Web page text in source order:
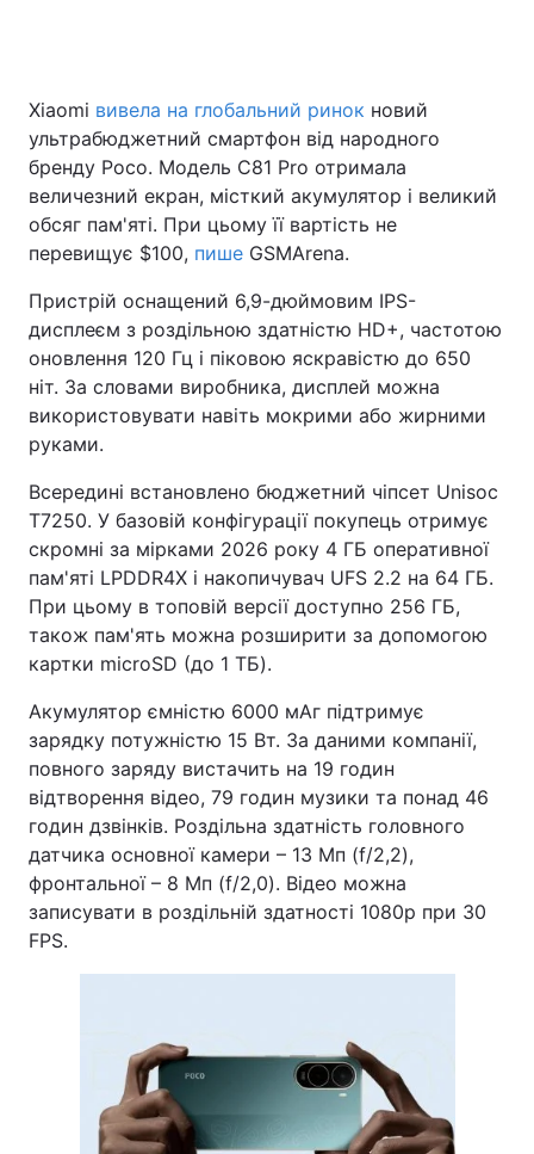
Xiaomi вивела на глобальний ринок новий
ультрабюджетний смартфон від народного
бренду Poco. Модель C81 Pro отримала
величезний екран, місткий акумулятор і великий
обсяг пам'яті. При цьому її вартість не
перевищує $100, пише GSMArena.
Пристрій оснащений 6,9-дюймовим IPS-
дисплеєм з роздільною здатністю HD+, частотою
оновлення 120 Гц і піковою яскравістю до 650
ніт. За словами виробника, дисплей можна
використовувати навіть мокрими або жирними
руками.
Всередині встановлено бюджетний чіпсет Unisoc
T7250. У базовій конфігурації покупець отримує
скромні за мірками 2026 року 4 ГБ оперативної
пам'яті LPDDR4X і накопичувач UFS 2.2 на 64 ГБ.
При цьому в топовій версії доступно 256 ГБ,
також пам'ять можна розширити за допомогою
картки microSD (до 1 ТБ).
Акумулятор ємністю 6000 мАг підтримує
зарядку потужністю 15 Вт. За даними компанії,
повного заряду вистачить на 19 годин
відтворення відео, 79 годин музики та понад 46
годин дзвінків. Роздільна здатність головного
датчика основної камери – 13 Мп (f/2,2),
фронтальної – 8 Мп (f/2,0). Відео можна
записувати в роздільній здатності 1080p при 30
FPS.